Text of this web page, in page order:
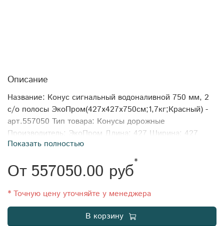
Описание
Название: Конус сигнальный водоналивной 750 мм, 2
с/о полосы ЭкоПром(427x427x750см;1,7кг;Красный) -
арт.557050 Тип товара: Конусы дорожные
Производитель: ЭкоПром Длина: 427 Ширина: 427
Высота: 750 Вес: 1,7 Объем транспортный: 136,74675
Габариты: 427x427x750 Цвет: Красный
Показать полностью
От 557050.00 руб*
* Точную цену уточняйте у менеджера
В корзину